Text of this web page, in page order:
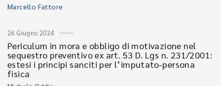
Marcello Fattore
26 Giugno 2024
Periculum in mora e obbligo di motivazione nel
sequestro preventivo ex art. 53 D. Lgs n. 231/2001:
estesi i principi sanciti per l’imputato-persona
fisica